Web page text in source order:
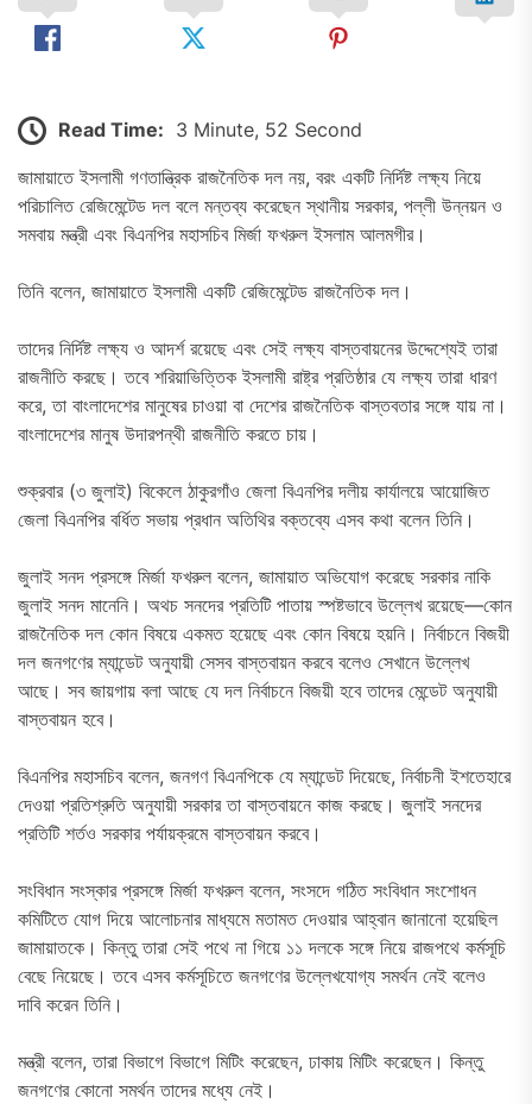
Read Time: 3 Minute, 52 Second
জামায়াতে ইসলামী গণতান্ত্রিক রাজনৈতিক দল নয়, বরং একটি নির্দিষ্ট লক্ষ্য নিয়ে
পরিচালিত রেজিমেন্টেড দল বলে মন্তব্য করেছেন স্থানীয় সরকার, পল্লী উন্নয়ন ও
সমবায় মন্ত্রী এবং বিএনপির মহাসচিব মির্জা ফখরুল ইসলাম আলমগীর।
তিনি বলেন, জামায়াতে ইসলামী একটি রেজিমেন্টেড রাজনৈতিক দল।
তাদের নির্দিষ্ট লক্ষ্য ও আদর্শ রয়েছে এবং সেই লক্ষ্য বাস্তবায়নের উদ্দেশ্যেই তারা
রাজনীতি করছে। তবে শরিয়াভিত্তিক ইসলামী রাষ্ট্র প্রতিষ্ঠার যে লক্ষ্য তারা ধারণ
করে, তা বাংলাদেশের মানুষের চাওয়া বা দেশের রাজনৈতিক বাস্তবতার সঙ্গে যায় না।
বাংলাদেশের মানুষ উদারপন্থী রাজনীতি করতে চায়।
শুক্রবার (৩ জুলাই) বিকেলে ঠাকুরগাঁও জেলা বিএনপির দলীয় কার্যালয়ে আয়োজিত
জেলা বিএনপির বর্ধিত সভায় প্রধান অতিথির বক্তব্যে এসব কথা বলেন তিনি।
জুলাই সনদ প্রসঙ্গে মির্জা ফখরুল বলেন, জামায়াত অভিযোগ করেছে সরকার নাকি
জুলাই সনদ মানেনি। অথচ সনদের প্রতিটি পাতায় স্পষ্টভাবে উল্লেখ রয়েছে—কোন
রাজনৈতিক দল কোন বিষয়ে একমত হয়েছে এবং কোন বিষয়ে হয়নি। নির্বাচনে বিজয়ী
দল জনগণের ম্যান্ডেট অনুযায়ী সেসব বাস্তবায়ন করবে বলেও সেখানে উল্লেখ
আছে। সব জায়গায় বলা আছে যে দল নির্বাচনে বিজয়ী হবে তাদের মেন্ডেট অনুযায়ী
বাস্তবায়ন হবে।
বিএনপির মহাসচিব বলেন, জনগণ বিএনপিকে যে ম্যান্ডেট দিয়েছে, নির্বাচনী ইশতেহারে
দেওয়া প্রতিশ্রুতি অনুযায়ী সরকার তা বাস্তবায়নে কাজ করছে। জুলাই সনদের
প্রতিটি শর্তও সরকার পর্যায়ক্রমে বাস্তবায়ন করবে।
সংবিধান সংস্কার প্রসঙ্গে মির্জা ফখরুল বলেন, সংসদে গঠিত সংবিধান সংশোধন
কমিটিতে যোগ দিয়ে আলোচনার মাধ্যমে মতামত দেওয়ার আহ্বান জানানো হয়েছিল
জামায়াতকে। কিন্তু তারা সেই পথে না গিয়ে ১১ দলকে সঙ্গে নিয়ে রাজপথে কর্মসূচি
বেছে নিয়েছে। তবে এসব কর্মসূচিতে জনগণের উল্লেখযোগ্য সমর্থন নেই বলেও
দাবি করেন তিনি।
মন্ত্রী বলেন, তারা বিভাগে বিভাগে মিটিং করেছেন, ঢাকায় মিটিং করেছেন। কিন্তু
জনগণের কোনো সমর্থন তাদের মধ্যে নেই।